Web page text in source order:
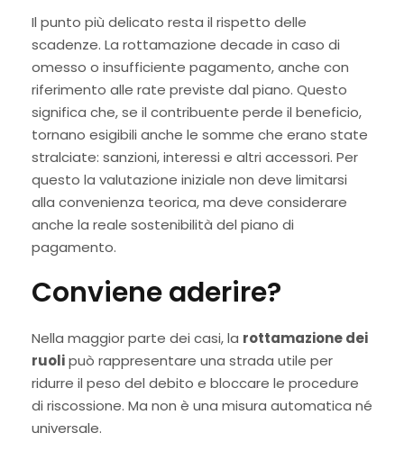
Il punto più delicato resta il rispetto delle
scadenze. La rottamazione decade in caso di
omesso o insufficiente pagamento, anche con
riferimento alle rate previste dal piano. Questo
significa che, se il contribuente perde il beneficio,
tornano esigibili anche le somme che erano state
stralciate: sanzioni, interessi e altri accessori. Per
questo la valutazione iniziale non deve limitarsi
alla convenienza teorica, ma deve considerare
anche la reale sostenibilità del piano di
pagamento.
Conviene aderire?
Nella maggior parte dei casi, la rottamazione dei
ruolipuò rappresentare una strada utile per
ridurre il peso del debito e bloccare le procedure
di riscossione. Ma non è una misura automatica né
universale.